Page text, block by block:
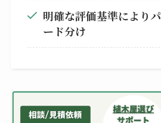
明確な評価基準により
ード分け